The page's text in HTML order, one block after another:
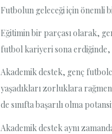
Futbolun geleceği için önemli
Eğitimin bir parçası olarak,
futbol kariyeri sona erdiğinde,
Akademik destek, genç
yaşadıkları zorluklara
de sınıfta başarılı olma
Akademik destek aynı